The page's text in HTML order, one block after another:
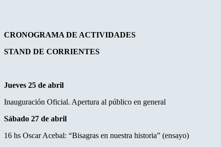
CRONOGRAMA DE ACTIVIDADES
STAND DE CORRIENTES
Jueves 25 de abril
Inauguración Oficial. Apertura al público en general
Sábado 27 de abril
16 hs Oscar Acebal: “Bisagras en nuestra historia” (ensayo)